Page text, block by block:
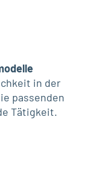
in der
passenden
Tätigkeit.